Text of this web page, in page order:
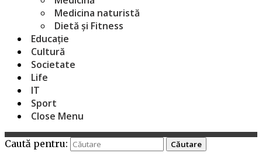
Medicina naturistă
Dietă și Fitness
Educație
Cultură
Societate
Life
IT
Sport
Close Menu
Caută pentru: